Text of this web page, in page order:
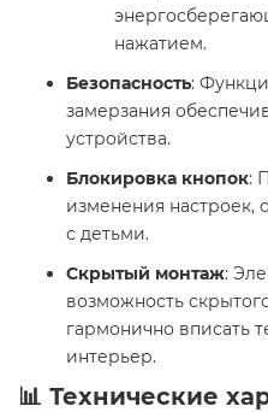
нажатием.
Безопасность:
замерзания
устройства.
Блокировка кнопок:
изменения настроек,
с детьми.
Скрытый монтаж:
возможность
гармонично вписать
интерьер.
📊 Технические